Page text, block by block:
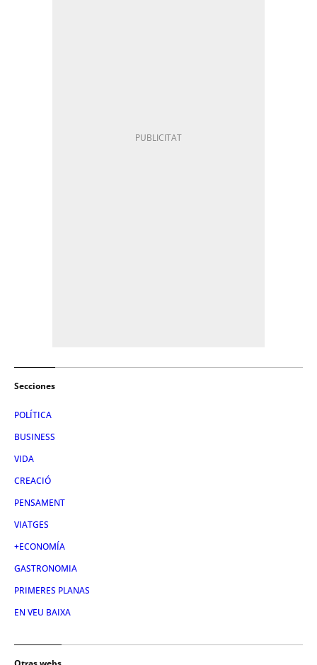
Secciones
POLÍTICA
BUSINESS
VIDA
CREACIÓ
PENSAMENT
VIATGES
+ECONOMÍA
GASTRONOMIA
PRIMERES PLANAS
EN VEU BAIXA